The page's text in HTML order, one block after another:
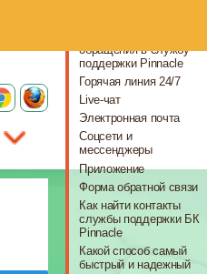
обращения в службу
поддержки Pinnacle
Горячая линия 24/7
Live-чат
Электронная почта
Соцсети и
мессенджеры
Приложение
Форма обратной связи
Как найти контакты
службы поддержки БК
Pinnacle
Какой способ самый
быстрый и надежный